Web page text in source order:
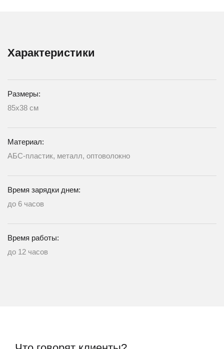
Характеристики
Размеры:
85х38 см
Материал:
АБС-пластик, металл, оптоволокно
Время зарядки днем:
до 6 часов
Время работы:
до 12 часов